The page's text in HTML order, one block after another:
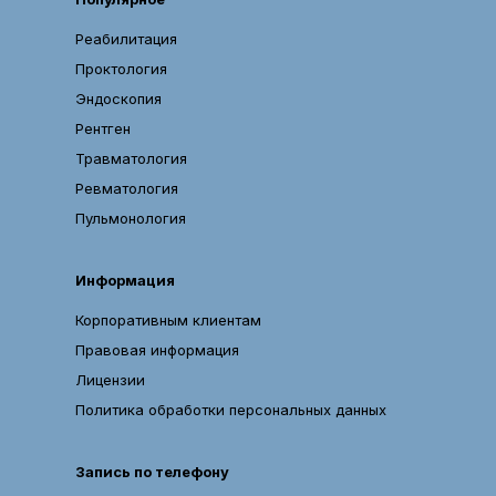
Реабилитация
Проктология
Эндоскопия
Рентген
Травматология
Ревматология
Пульмонология
Информация
Корпоративным клиентам
Правовая информация
Лицензии
Политика обработки персональных данных
Запись по телефону